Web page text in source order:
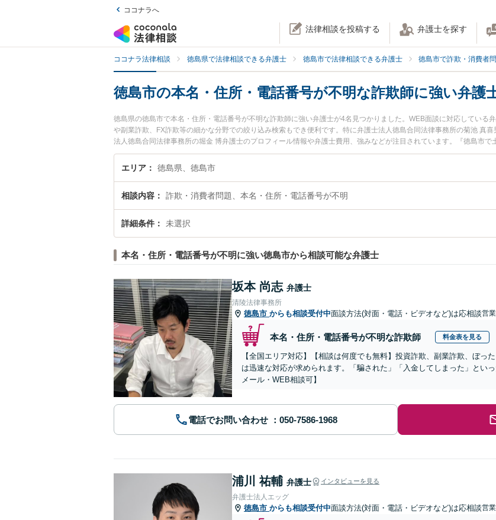
ココナラへ
法律相談を投稿する 弁護士を探す
ココナラ法律相談 徳島県で法律相談できる弁護士 徳島市で法律相談できる弁護士 徳島市で詐欺・消費者
徳島市の本名・住所・電話番号が不明な詐欺師に強い弁護
徳島県の徳島市で本名・住所・電話番号が不明な詐欺師に強い弁護士が4名見つかりました。WEB面談に対応している
や副業詐欺、FX詐欺等の細かな分野での絞り込み検索もでき便利です。特に弁護士法人徳島合同法律事務所の菊池 真
法人徳島合同法律事務所の堀金 博弁護士のプロフィール情報や弁護士費用、強みなどが注目されています。『徳島市
師のトラブルを今すぐに弁護士に相談したい』『本名・住所・電話番号が不明な詐欺師のトラブル解決の実績豊富な近
話番号が不明な詐欺師を法律相談できる徳島市内の弁護士に相談予約したい』などでお困りの相談者さんにおすすめです
エリア 徳島県、徳島市
相談内容 詐欺・消費者問題、本名・住所・電話番号が不明
詳細条件 未選択
本名・住所・電話番号が不明に強い徳島市から相談可能な弁護士
坂本 尚志 弁護士
清陵法律事務所
徳島市 からも相談受付中面談方法(対面・電話・ビデオなど)は応相談営
本名・住所・電話番号が不明な詐欺師 料金表を見る
【全国エリア対応】【相談は何度でも無料】投資詐欺、副業詐欺、ぼっ
は迅速な対応が求められます。「騙された」「入金してしまった」とい
メール・WEB相談可】
電話でお問い合わせ
浦川 祐輔 弁護士 インタビューを見る
弁護士法人エッグ
徳島市 からも相談受付中面談方法(対面・電話・ビデオなど)は応相談営